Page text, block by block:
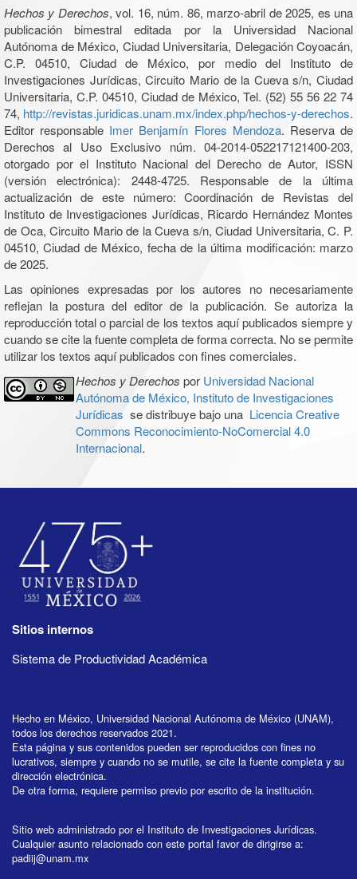
Hechos y Derechos, vol. 16, núm. 86, marzo-abril de 2025, es una
publicación bimestral editada por la Universidad Nacional
Autónoma de México, Ciudad Universitaria, Delegación Coyoacán,
C.P. 04510, Ciudad de México, por medio del Instituto de
Investigaciones Jurídicas, Circuito Mario de la Cueva s/n, Ciudad
Universitaria, C.P. 04510, Ciudad de México, Tel. (52) 55 56 22 74
74, http://revistas.juridicas.unam.mx/index.php/hechos-y-derechos.
Editor responsable Imer Benjamín Flores Mendoza. Reserva de
Derechos al Uso Exclusivo núm. 04-2014-052217121400-203,
otorgado por el Instituto Nacional del Derecho de Autor, ISSN
(versión electrónica): 2448-4725. Responsable de la última
actualización de este número: Coordinación de Revistas del
Instituto de Investigaciones Jurídicas, Ricardo Hernández Montes
de Oca, Circuito Mario de la Cueva s/n, Ciudad Universitaria, C. P.
04510, Ciudad de México, fecha de la última modificación: marzo
de 2025.
Las opiniones expresadas por los autores no necesariamente
reflejan la postura del editor de la publicación. Se autoriza la
reproducción total o parcial de los textos aquí publicados siempre y
cuando se cite la fuente completa de forma correcta. No se permite
utilizar los textos aquí publicados con fines comerciales.
Hechos y Derechos por Universidad Nacional
Autónoma de México, Instituto de Investigaciones
Jurídicas se distribuye bajo una Licencia Creative
Commons Reconocimiento-NoComercial 4.0
Internacional.
Sitios internos
Sistema de Productividad Académica
Hecho en México, Universidad Nacional Autónoma de México (UNAM),
todos los derechos reservados 2021.
Esta página y sus contenidos pueden ser reproducidos con fines no
lucrativos, siempre y cuando no se mutile, se cite la fuente completa y su
dirección electrónica.
De otra forma, requiere permiso previo por escrito de la institución.
Sitio web administrado por el Instituto de Investigaciones Jurídicas.
Cualquier asunto relacionado con este portal favor de dirigirse a:
padiij@unam.mx